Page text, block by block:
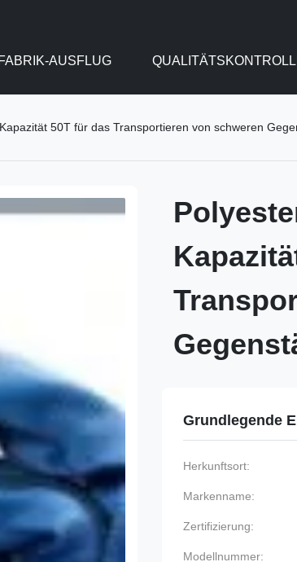
FABRIK-AUSFLUG
50T für das Transportieren von schweren
Grundlegende
Herkunftsort:
Markenname:
Zertifizierung:
Modellnummer: